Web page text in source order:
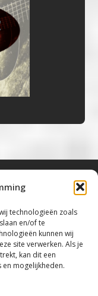
technologieën zoals
en/of te
kunnen wij
site verwerken. Als je
kan dit een
mogelijkheden.
Roots &
Music – All